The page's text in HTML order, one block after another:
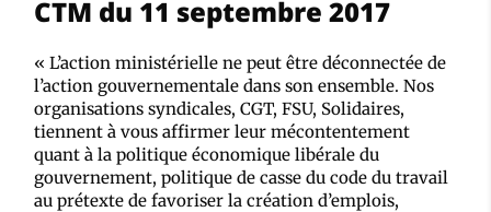
CTM du 11 septembre 2017
« L’action ministérielle ne peut être déconnectée de
l’action gouvernementale dans son ensemble. Nos
organisations syndicales, CGT, FSU, Solidaires,
tiennent à vous affirmer leur mécontentement
quant à la politique économique libérale du
gouvernement, politique de casse du code du travail
au prétexte de favoriser la création d’emplois,